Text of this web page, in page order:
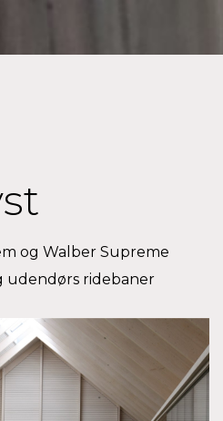
og Walber Supreme
udendørs ridebaner